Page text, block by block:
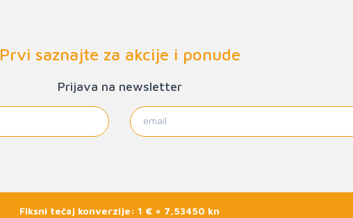
Prvi saznajte za akcije i ponude
Prijava na newsletter
Fiksni tečaj konverzije: 1 € = 7,53450 kn